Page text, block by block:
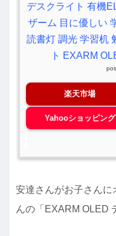
デスクライト 有機
ザーム 目に優しい
読書灯 調光 学習机
ト EXARM
楽天市場
Yahooショッピング
安達さんがお子さんに
んの「EXARM OLED